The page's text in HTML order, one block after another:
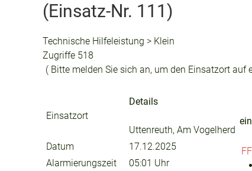
(Einsatz-Nr. 111)
Technische Hilfeleistung > Klein
Zugriffe 518
( Bitte melden Sie sich an, um den Einsatzort auf
Einsatzort
Details
Uttenreuth, Am Vogelherd
Datum
17.12.2025
Alarmierungszeit
05:01 Uhr